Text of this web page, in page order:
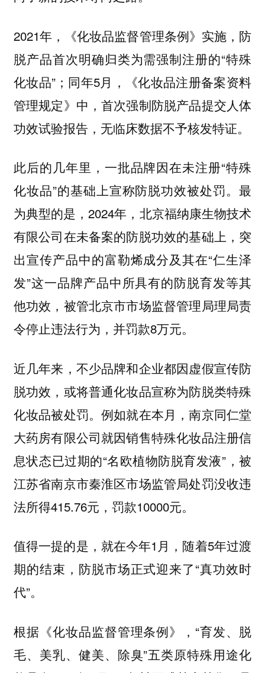
2021年，《化妆品监督管理条例》实施，防
脱产品首次明确归类为需强制注册的“特殊
化妆品”；同年5月，《化妆品注册备案资料
管理规定》中，首次强制防脱产品提交人体
功效试验报告，无临床数据不予核发特证。
此后的几年里，一批品牌因在未注册“特殊
化妆品”的基础上宣称防脱功效被处罚。最
为典型的是，2024年，北京福纳康生物技术
有限公司在未备案的防脱功效的基础上，突
出宣传产品中的富勒烯成分及其在“仁生泽
发”这一品牌产品中所具有的防脱育发等其
他功效，被管北京市市场监督管理局理局责
令停止违法行为，并罚款8万元。
近几年来，不少品牌和企业都因虚假宣传防
脱功效，或将普通化妆品宣称为防脱类特殊
化妆品被处罚。例如就在本月，南京同仁堂
大药房有限公司就因销售特殊化妆品注册信
息状态已过期的“名欧植物防脱育发液”，被
江苏省南京市秦淮区市场监管局处罚没收违
法所得415.76元，罚款10000元。
值得一提的是，就在今年1月，随着5年过渡
期的结束，防脱市场正式迎来了“真功效时
代”。
根据《化妆品监督管理条例》，“育发、脱
毛、美乳、健美、除臭”五类原特殊用途化